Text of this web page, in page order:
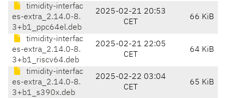
timidity-interfac
es-extra_2.14.0-8.
3+b1_ppc64el.deb
2025-02-21 20:53
CET
66 KiB
timidity-interfac
es-extra_2.14.0-8.
3+b1_riscv64.deb
2025-02-21 22:05
CET
64 KiB
timidity-interfac
es-extra_2.14.0-8.
3+b1_s390x.deb
2025-02-22 03:04
CET
65 KiB